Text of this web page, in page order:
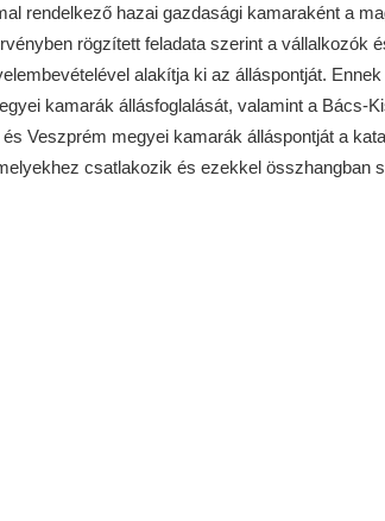
rendelkező hazai gazdasági kamaraként a
rögzített feladata szerint a vállalkozók
alakítja ki az álláspontját.
kamarák állásfoglalását, valamint a Bács-
Veszprém megyei kamarák álláspontját a
csatlakozik és ezekkel összhangban